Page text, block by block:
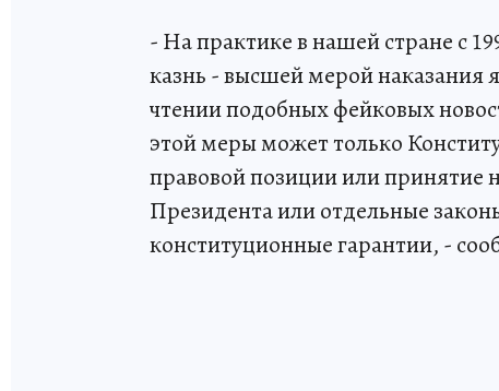
- На практике в нашей стране с
казнь - высшей мерой наказания
чтении подобных фейковых
этой меры может только
правовой позиции или принятие
Президента или отдельные
конституционные гарантии, -